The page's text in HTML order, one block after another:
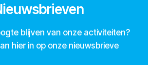
blijven van onze activiteiten?
hier in op onze nieuwsbrieve